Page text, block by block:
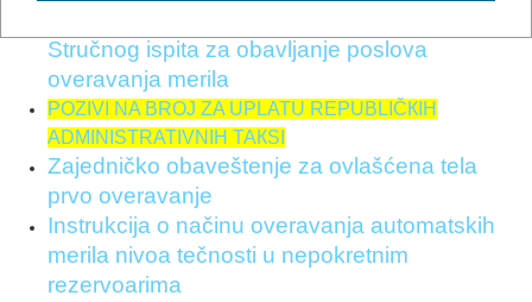
Stručnog ispita za obavljanje poslova
overavanja merila
POZIVI NA BROJ ZA UPLATU REPUBLIČКIH
ADMINISTRATIVNIH TAКSI
Zajedničko obaveštenje za ovlašćena tela
prvo overavanje
Instrukcija o načinu overavanja automatskih
merila nivoa tečnosti u nepokretnim
rezervoarima